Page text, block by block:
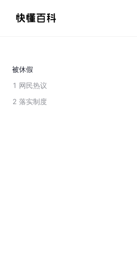
被休假
1 网民热议
2 落实制度